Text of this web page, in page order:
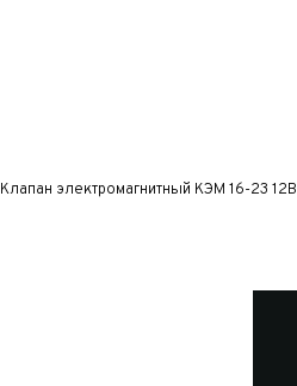
Клапан электромагнитный КЭМ 16-23 12В